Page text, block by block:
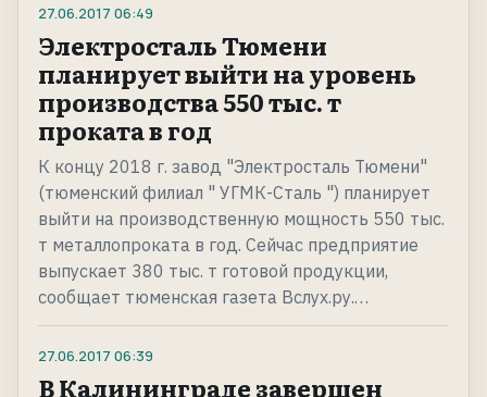
27.06.2017 06:49
Электросталь Тюмени
планирует выйти на уровень
производства 550 тыс. т
проката в год
К концу 2018 г. завод "Электросталь Тюмени"
(тюменский филиал " УГМК-Сталь ") планирует
выйти на производственную мощность 550 тыс.
т металлопроката в год. Сейчас предприятие
выпускает 380 тыс. т готовой продукции,
сообщает тюменская газета Вслух.ру.…
27.06.2017 06:39
В Калининграде завершен